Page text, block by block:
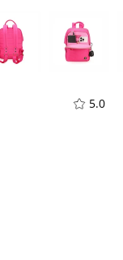
5.0